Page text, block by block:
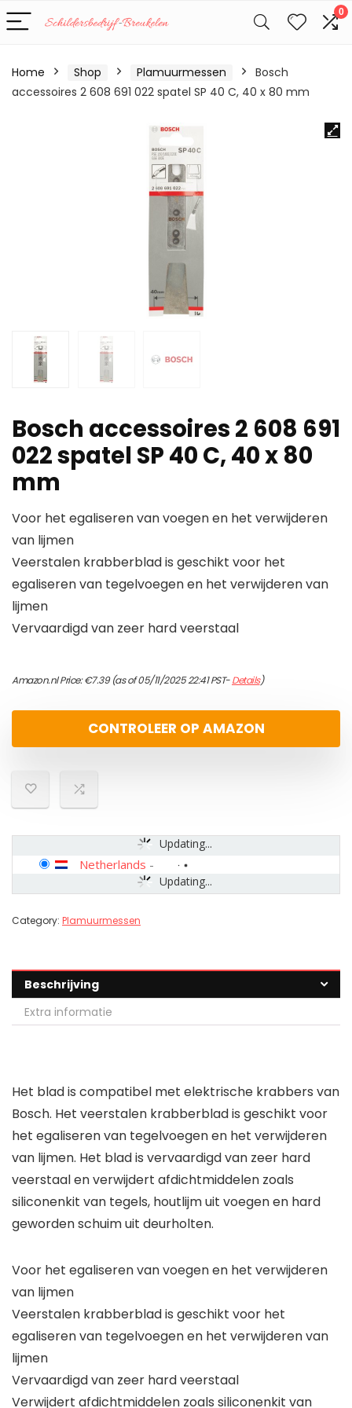
0
Home Shop Plamuurmessen
Bosch
accessoires 2 608 691 022 spatel SP 40 C, 40 x 80 mm
Bosch accessoires 2 608 691
022 spatel SP 40 C, 40 x 80
mm
Voor het egaliseren van voegen en het verwijderen
van lijmen
Veerstalen krabberblad is geschikt voor het
egaliseren van tegelvoegen en het verwijderen van
lijmen
Vervaardigd van zeer hard veerstaal
Amazon.nl Price:€7.39(as of 05/11/2025 22:41 PST-Details)
CONTROLEER OP AMAZON
Updating...
Updating...
Netherlands -
Category: Plamuurmessen
Beschrijving
Extra informatie
Het blad is compatibel met elektrische krabbers van
Bosch. Het veerstalen krabberblad is geschikt voor
het egaliseren van tegelvoegen en het verwijderen
van lijmen. Het blad is vervaardigd van zeer hard
veerstaal en verwijdert afdichtmiddelen zoals
siliconenkit van tegels, houtlijm uit voegen en hard
geworden schuim uit deurholten.
Voor het egaliseren van voegen en het verwijderen
van lijmen
Veerstalen krabberblad is geschikt voor het
egaliseren van tegelvoegen en het verwijderen van
lijmen
Vervaardigd van zeer hard veerstaal
Verwijdert afdichtmiddelen zoals siliconenkit van